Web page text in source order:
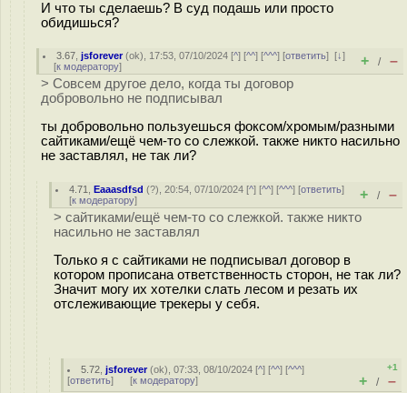
И что ты сделаешь? В суд подашь или просто
обидишься?
3.67 ,jsforever(ok), 17:53, 07/10/2024 [^] [^^] [^^^] [ответить][↓]
[к модератору] + / –
> Совсем другое дело, когда ты договор
добровольно не подписывал
ты добровольно пользуешься фоксом/хромым/разными
сайтиками/ещё чем-то со слежкой. также никто насильно
не заставлял, не так ли?
4.71 ,Eaaasdfsd (?), 20:54, 07/10/2024 [^] [^^] [^^^] [ответить]
[к модератору] + / –
> сайтиками/ещё чем-то со слежкой. также никто
насильно не заставлял
Только я с сайтиками не подписывал договор в
котором прописана ответственность сторон, не так ли?
Значит могу их хотелки слать лесом и резать их
отслеживающие трекеры у себя.
5.72 ,jsforever(ok), 07:33, 08/10/2024 [^] [^^] [^^^]
[ответить] [к модератору]
+1
+ / –